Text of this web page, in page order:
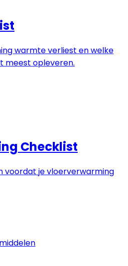
warmte verliest en welke
meest opleveren.
Checklist
voordat je vloerverwarming